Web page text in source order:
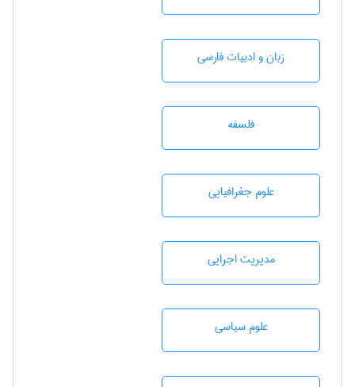
زبان و ادبيات فارسی
فلسفه
علوم جغرافيايی
مديريت اجرايی
علوم سياسی